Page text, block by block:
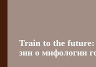
Train to the future:
зин о мифологии